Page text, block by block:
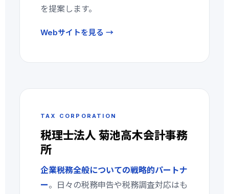
を提案します。
Webサイトを見る →
TAX CORPORATION
税理士法人 菊池高木会計事務
所
企業税務全般についての戦略的パートナ
ー。日々の税務申告や税務調査対応はも